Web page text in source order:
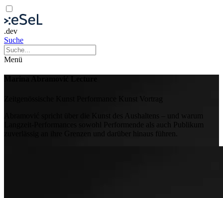
.dev
Suche
Menü
Vortrag
Abramović spricht über die Kunst des Aushaltens – und warum
Langzeit-Performances sowohl Performende als auch Publikum
zuverlässig an ihre Grenzen und darüber hinaus führen.